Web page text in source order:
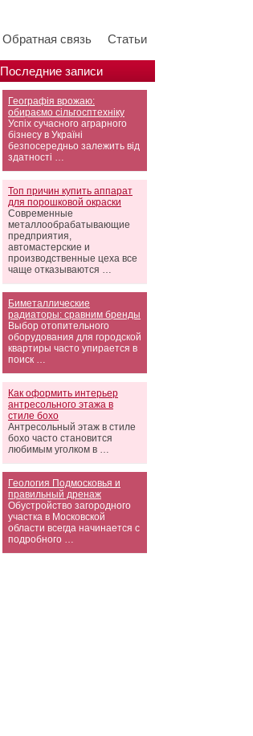
Обратная связь Статьи
Последние записи
Географія врожаю:
обираємо сільгосптехніку
Успіх сучасного аграрного
бізнесу в Україні
безпосередньо залежить від
здатності …
Топ причин купить аппарат
для порошковой окраски
Современные
металлообрабатывающие
предприятия,
автомастерские и
производственные цеха все
чаще отказываются …
Биметаллические
радиаторы: сравним бренды
Выбор отопительного
оборудования для городской
квартиры часто упирается в
поиск …
Как оформить интерьер
антресольного этажа в
стиле бохо
Антресольный этаж в стиле
бохо часто становится
любимым уголком в …
Геология Подмосковья и
правильный дренаж
Обустройство загородного
участка в Московской
области всегда начинается с
подробного …